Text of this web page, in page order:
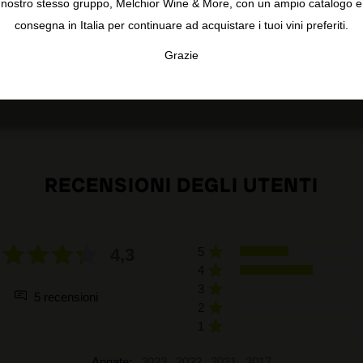
RECENSIONI DEGLI UTENTI
5 recensioni
nostro stesso gruppo, Melchior Wine & More, con un ampio catalogo e
consegna in Italia per continuare ad acquistare i tuoi vini preferiti.
Grazie